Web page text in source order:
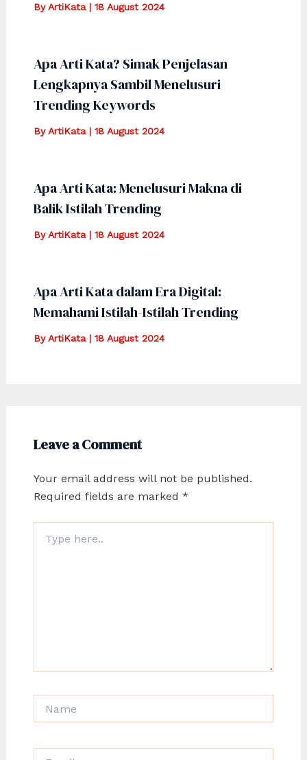
ByArtiKata | 18 August 2024
Apa Arti Kata? Simak Penjelasan
Lengkapnya Sambil Menelusuri
Trending Keywords
ByArtiKata | 18 August 2024
Apa Arti Kata: Menelusuri Makna di
Balik Istilah Trending
ByArtiKata | 18 August 2024
Apa Arti Kata dalam Era Digital:
Memahami Istilah-Istilah Trending
ByArtiKata | 18 August 2024
Leave a Comment
Your email address will not be published.
Required fields are marked *
here..